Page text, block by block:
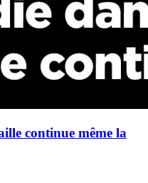
continue même la